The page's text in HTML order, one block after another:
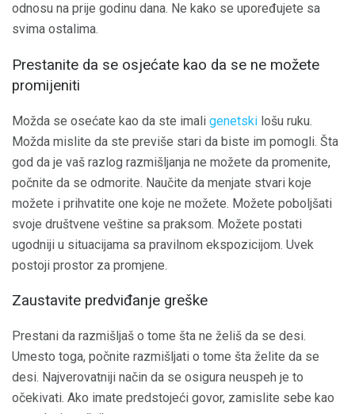
odnosu na prije godinu dana. Ne kako se upoređujete sa
svima ostalima.
Prestanite da se osjećate kao da se ne možete
promijeniti
Možda se osećate kao da ste imali genetski lošu ruku.
Možda mislite da ste previše stari da biste im pomogli. Šta
god da je vaš razlog razmišljanja ne možete da promenite,
počnite da se odmorite. Naučite da menjate stvari koje
možete i prihvatite one koje ne možete. Možete poboljšati
svoje društvene veštine sa praksom. Možete postati
ugodniji u situacijama sa pravilnom ekspozicijom. Uvek
postoji prostor za promjene.
Zaustavite predviđanje greške
Prestani da razmišljaš o tome šta ne želiš da se desi.
Umesto toga, počnite razmišljati o tome šta želite da se
desi. Najverovatniji način da se osigura neuspeh je to
očekivati. Ako imate predstojeći govor, zamislite sebe kao